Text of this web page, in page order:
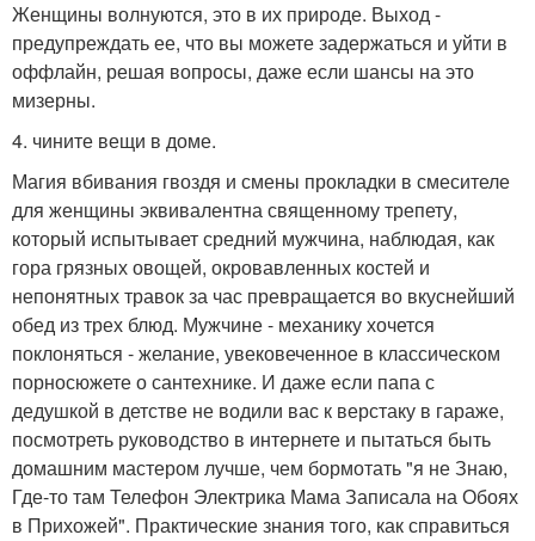
Женщины волнуются, это в их природе. Выход -
предупреждать ее, что вы можете задержаться и уйти в
оффлайн, решая вопросы, даже если шансы на это
мизерны.
4. чините вещи в доме.
Магия вбивания гвоздя и смены прокладки в смесителе
для женщины эквивалентна священному трепету,
который испытывает средний мужчина, наблюдая, как
гора грязных овощей, окровавленных костей и
непонятных травок за час превращается во вкуснейший
обед из трех блюд. Мужчине - механику хочется
поклоняться - желание, увековеченное в классическом
порносюжете о сантехнике. И даже если папа с
дедушкой в детстве не водили вас к верстаку в гараже,
посмотреть руководство в интернете и пытаться быть
домашним мастером лучше, чем бормотать "я не Знаю,
Где-то там Телефон Электрика Мама Записала на Обоях
в Прихожей". Практические знания того, как справиться